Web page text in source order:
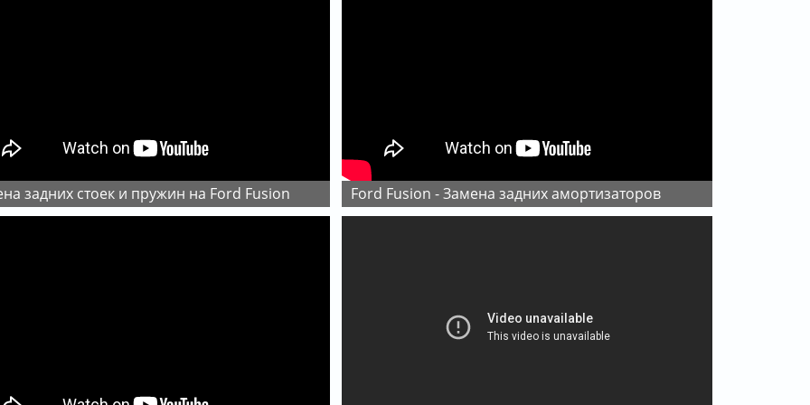
задних стоек и пружин на Ford Fusion Ford Fusion - Замена задних амортизаторов